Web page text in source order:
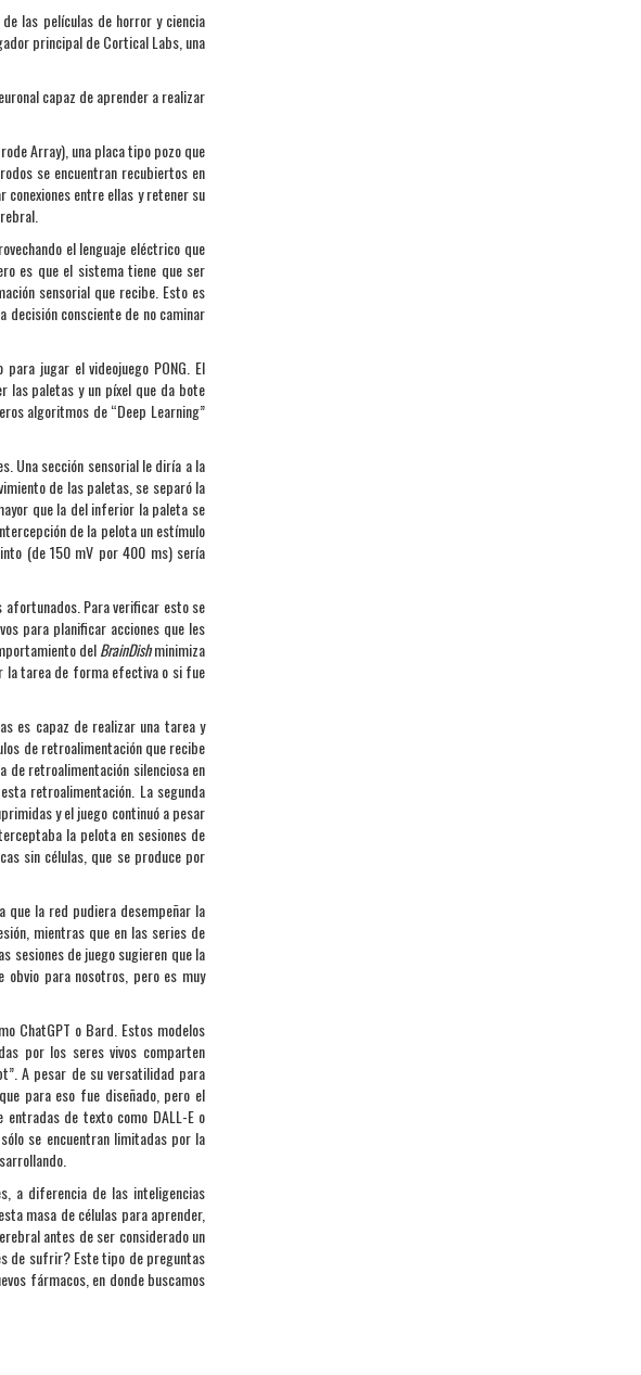
las películas de horror y ciencia
principal de Cortical Labs, una
capaz de aprender a realizar
Array), una placa tipo pozo que
se encuentran recubiertos en
entre ellas y retener su
el lenguaje eléctrico que
es que el sistema tiene que ser
sensorial que recibe. Esto es
decisión consciente de no caminar
jugar el videojuego PONG. El
las paletas y un píxel que da bote
algoritmos de “Deep Learning”
Una sección sensorial le diría a la
de las paletas, se separó la
que la del inferior la paleta se
de la pelota un estímulo
(de 150 mV por 400 ms) sería
Para verificar esto se
para planificar acciones que les
delBrainDishminimiza
la tarea de forma efectiva o si fue
es capaz de realizar una tarea y
de retroalimentación que recibe
de retroalimentación silenciosa en
retroalimentación. La segunda
y el juego continuó a pesar
la pelota en sesiones de
sin células, que se produce por
que la red pudiera desempeñar la
mientras que en las series de
sesiones de juego sugieren que la
obvio para nosotros, pero es muy
ChatGPT o Bard. Estos modelos
por los seres vivos comparten
A pesar de su versatilidad para
para eso fue diseñado, pero el
de texto como DALL-E o
se encuentran limitadas por la
a diferencia de las inteligencias
masa de células para aprender,
antes de ser considerado un
de sufrir? Este tipo de preguntas
fármacos, en donde buscamos